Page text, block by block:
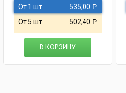
От 1 шт 535,00 Р
От 5 шт 502,40 Р
В КОРЗИНУ